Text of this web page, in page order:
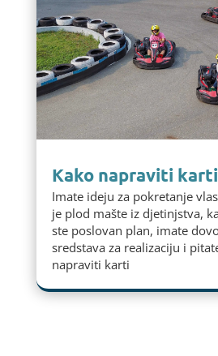
Kako napraviti
Imate ideju za pokretanje
je plod mašte iz djetinjstva,
ste poslovan plan, imate
sredstava za realizaciju i
napraviti karti